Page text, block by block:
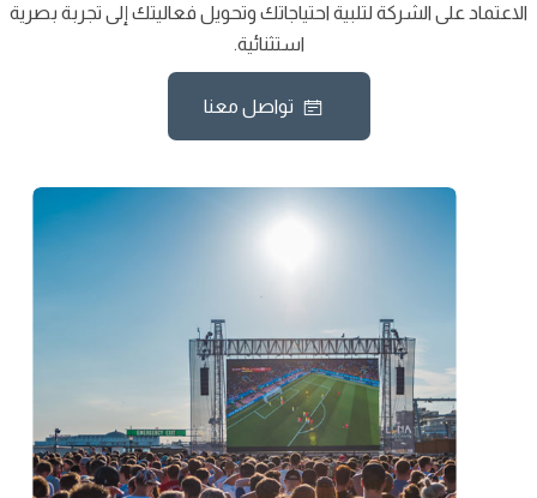
الاعتماد على الشركة لتلبية احتياجاتك وتحويل فعاليتك إلى تجربة بصرية
استثنائية.
تواصل معنا